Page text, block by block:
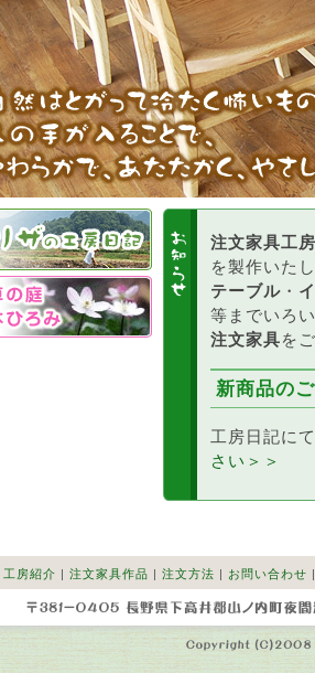
注文家具工
を製作いた
テーブル ・
等までいろ
注文家具を
新商品の
工房日記に
さい＞＞
工房紹介 | 注文家具作品 | 注文方法 | お問い合わせ